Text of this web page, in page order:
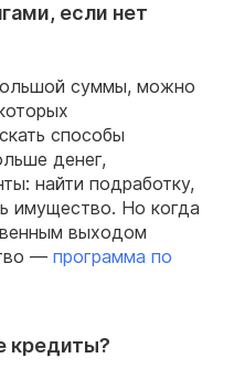
если нет
суммы, можно
способы
денег,
найти подработку,
имущество. Но когда
выходом
— программа по
кредиты?